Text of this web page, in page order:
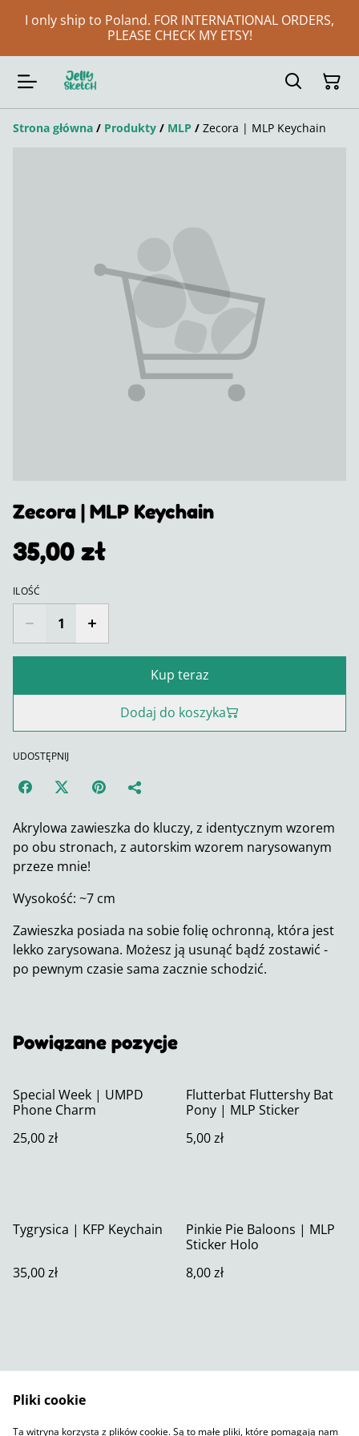
I only ship to Poland. FOR INTERNATIONAL ORDERS,
PLEASE CHECK MY ETSY!
Strona główna / Produkty / MLP / Zecora | MLP Keychain
Zecora | MLP Keychain
35,00 zł
ILOŚĆ
Kup teraz
Dodaj do koszyka
UDOSTĘPNIJ
Akrylowa zawieszka do kluczy, z identycznym wzorem
po obu stronach, z autorskim wzorem narysowanym
przeze mnie!
Wysokość: ~7 cm
Zawieszka posiada na sobie folię ochronną, która jest
lekko zarysowana. Możesz ją usunąć bądź zostawić -
po pewnym czasie sama zacznie schodzić.
Powiązane pozycje
Special Week | UMPD
Phone Charm
25,00 zł
Flutterbat Fluttershy Bat
Pony | MLP Sticker
5,00 zł
Tygrysica | KFP Keychain
35,00 zł
Pinkie Pie Baloons | MLP
Sticker Holo
8,00 zł
Pliki cookie
Ta witryna korzysta z plików cookie. Są to małe pliki, które pomagają nam